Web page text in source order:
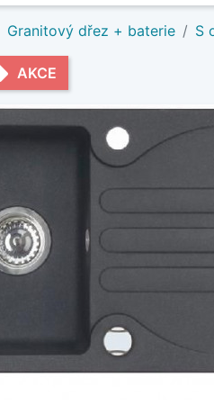
Granitový dřez + baterie S
AKCE